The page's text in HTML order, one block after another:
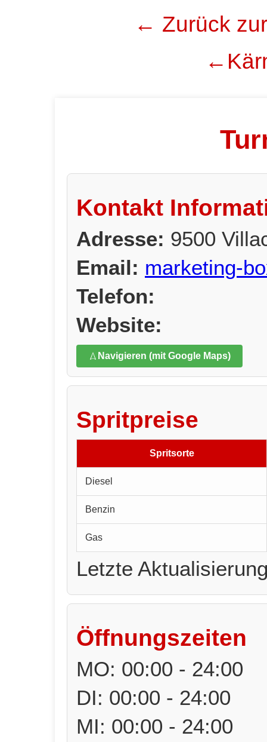
← Zurück
Kontakt
Adresse: 9500
Email: marketing-
Telefon:
Website:
Navigieren (mit Google Maps)
Spritpreise
Spritsorte
Diesel
Benzin
Gas
Letzte
Öffnungszeiten
MO: 00:00 - 24:00
DI: 00:00 - 24:00
MI: 00:00 - 24:00